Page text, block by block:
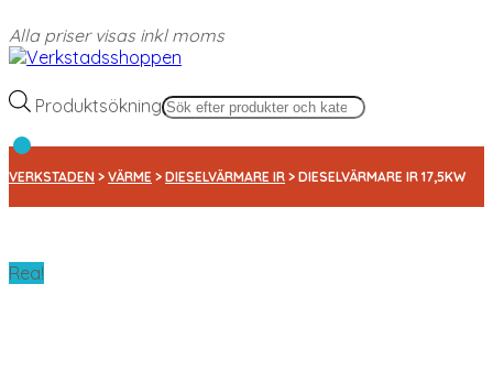
Alla priser visas inkl moms
Produktsökning
VERKSTADEN > VÄRME > DIESELVÄRMARE IR > DIESELVÄRMARE IR 17,5KW
Rea!